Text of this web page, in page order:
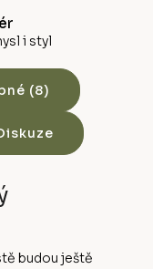
i styl
(8)
budou ještě